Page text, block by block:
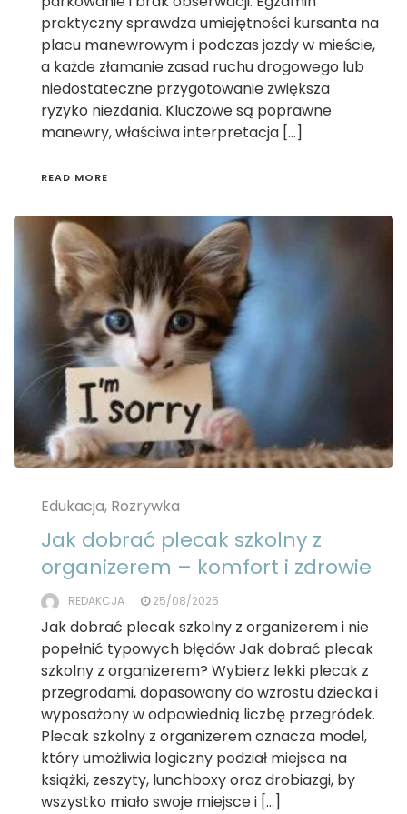
praktyczny sprawdza umiejętności kursanta na
placu manewrowym i podczas jazdy w mieście,
a każde złamanie zasad ruchu drogowego lub
niedostateczne przygotowanie zwiększa
ryzyko niezdania. Kluczowe są poprawne
manewry, właściwa interpretacja […]
READ MORE
Edukacja, Rozrywka
Jak dobrać plecak szkolny z
organizerem – komfort i zdrowie
REDAKCJA 25/08/2025
Jak dobrać plecak szkolny z organizerem i nie
popełnić typowych błędów Jak dobrać plecak
szkolny z organizerem? Wybierz lekki plecak z
przegrodami, dopasowany do wzrostu dziecka i
wyposażony w odpowiednią liczbę przegródek.
Plecak szkolny z organizerem oznacza model,
który umożliwia logiczny podział miejsca na
książki, zeszyty, lunchboxy oraz drobiazgi, by
wszystko miało swoje miejsce i […]